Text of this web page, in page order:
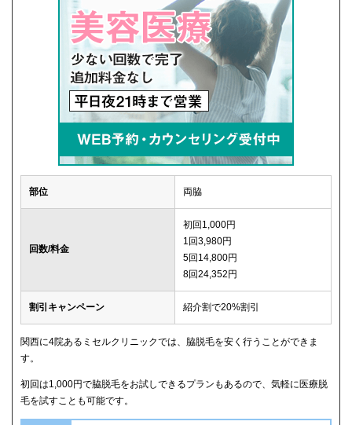
部位 両脇
回数/料金
初回1,000円
1回3,980円
5回14,800円
8回24,352円
割引キャンペーン 紹介割で20%割引
関西に4院あるミセルクリニックでは、脇脱毛を安く行うことができま
す。
初回は1,000円で脇脱毛をお試しできるプランもあるので、気軽に医療脱
毛を試すことも可能です。